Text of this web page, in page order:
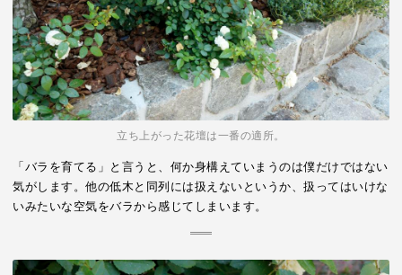
立ち上がった花壇は一番の適所。
「バラを育てる」と言うと、何か身構えていまうのは僕だけではない
気がします。他の低木と同列には扱えないというか、扱ってはいけな
いみたいな空気をバラから感じてしまいます。